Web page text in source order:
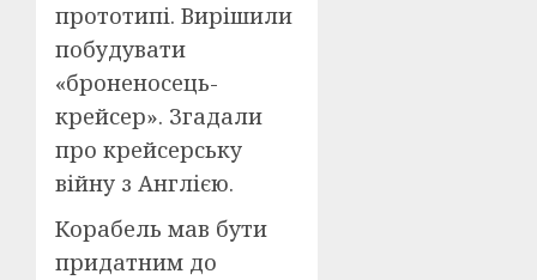
прототипі. Вирішили
побудувати
«броненосець-
крейсер». Згадали
про крейсерську
війну з Англією.
Корабель мав бути
придатним до